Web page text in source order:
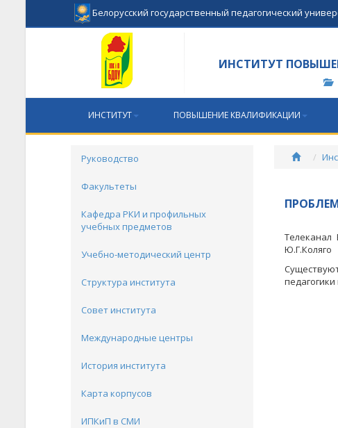
Белорусский государственный педагогический
ИНСТИТУТ
ИНСТИТУТ ПОВЫШЕНИЕ КВАЛИФИКАЦИИ
Руководство
Факультеты
Кафедра РКИ и профильных
учебных предметов
Учебно-методический центр
Структура института
Совет института
Международные центры
История института
Карта корпусов
ИПКиП в СМИ
Ю.Г.Коляго